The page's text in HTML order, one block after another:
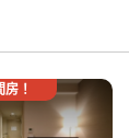
！